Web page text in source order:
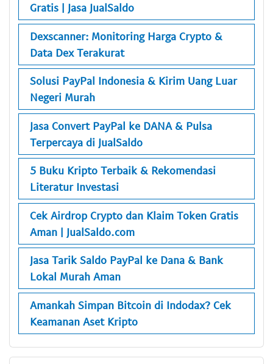
Gratis | Jasa JualSaldo
Dexscanner: Monitoring Harga Crypto &
Data Dex Terakurat
Solusi PayPal Indonesia & Kirim Uang Luar
Negeri Murah
Jasa Convert PayPal ke DANA & Pulsa
Terpercaya di JualSaldo
5 Buku Kripto Terbaik & Rekomendasi
Literatur Investasi
Cek Airdrop Crypto dan Klaim Token Gratis
Aman | JualSaldo.com
Jasa Tarik Saldo PayPal ke Dana & Bank
Lokal Murah Aman
Amankah Simpan Bitcoin di Indodax? Cek
Keamanan Aset Kripto